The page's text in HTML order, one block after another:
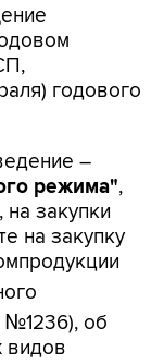
годового
–
режима",
закупки
на закупку
№1236), об
видов